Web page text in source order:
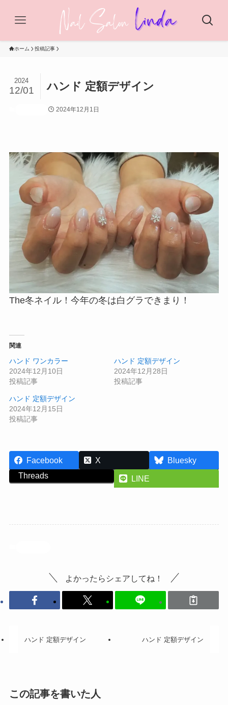
ホーム 投稿記事
ハンド 定額デザイン
2024
12/01
2024年12月1日
The冬ネイル！今年の冬は白グラできまり！
関連
ハンド ワンカラー
2024年12月10日
投稿記事
ハンド 定額デザイン
2024年12月28日
投稿記事
ハンド 定額デザイン
2024年12月15日
投稿記事
Facebook X
Bluesky
Threads
LINE
よかったらシェアしてね！
ハンド 定額デザイン ハンド 定額デザイン
この記事を書いた人